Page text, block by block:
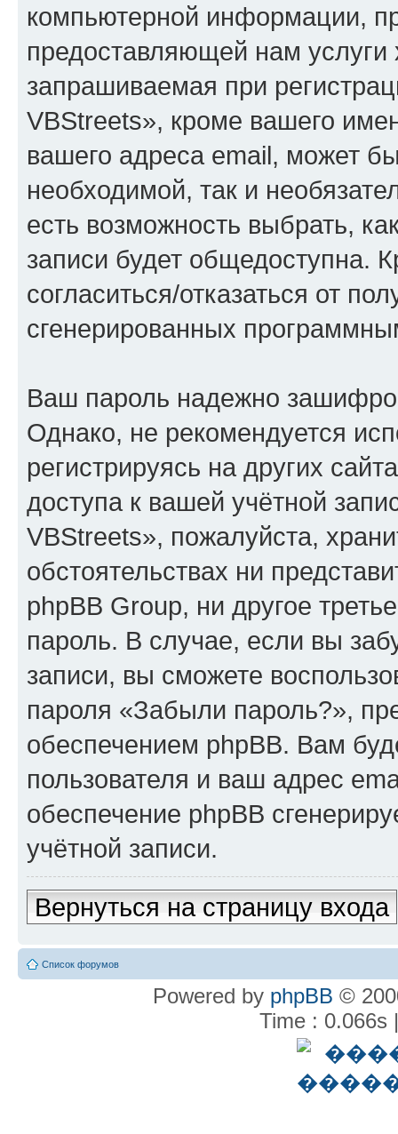
компьютерной информации,
предоставляющей нам
запрашиваемая при
VBStreets», кроме вашего
вашего адреса email, может
необходимой, так и
есть возможность выбрать,
записи будет общедоступна.
согласиться/отказаться от
сгенерированных
Ваш пароль надежно
Однако, не рекомендуется
регистрируясь на других
доступа к вашей учётной
VBStreets», пожалуйста,
обстоятельствах ни
phpBB Group, ни другое
пароль. В случае, если вы
записи, вы сможете
пароля «Забыли пароль?»,
обеспечением phpBB. Вам
пользователя и ваш адрес
обеспечение phpBB
учётной записи.
Вернуться на страницу входа
Список форумов
Powered by phpBB ©
Time : 0.066s